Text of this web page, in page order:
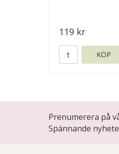
119 kr
KÖP
Prenumerera på
Spännande